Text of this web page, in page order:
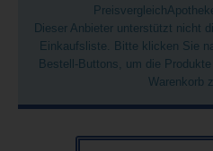
Dieser Anbieter unterstützt nicht
Einkaufsliste. Bitte klicken Sie
Bestell-Buttons, um die
Warenkorb